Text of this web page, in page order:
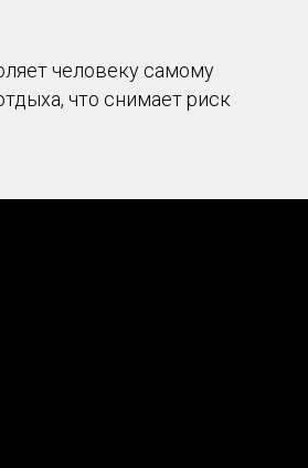
человеку самому
что снимает риск